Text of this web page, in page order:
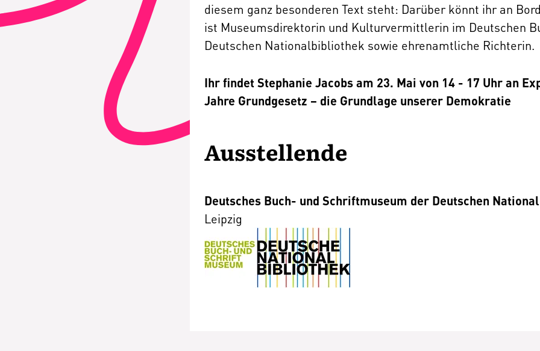
diesem ganz besonderen Text steht: Darüber könnt ihr an
ist Museumsdirektorin und Kulturvermittlerin im Deutschen
Deutschen Nationalbibliothek sowie ehrenamtliche Richterin.
Ihr findet Stephanie Jacobs am 23. Mai von 14 - 17 Uhr an
Jahre Grundgesetz – die Grundlage unserer Demokratie
Ausstellende
Deutsches Buch- und Schriftmuseum der Deutschen
Leipzig